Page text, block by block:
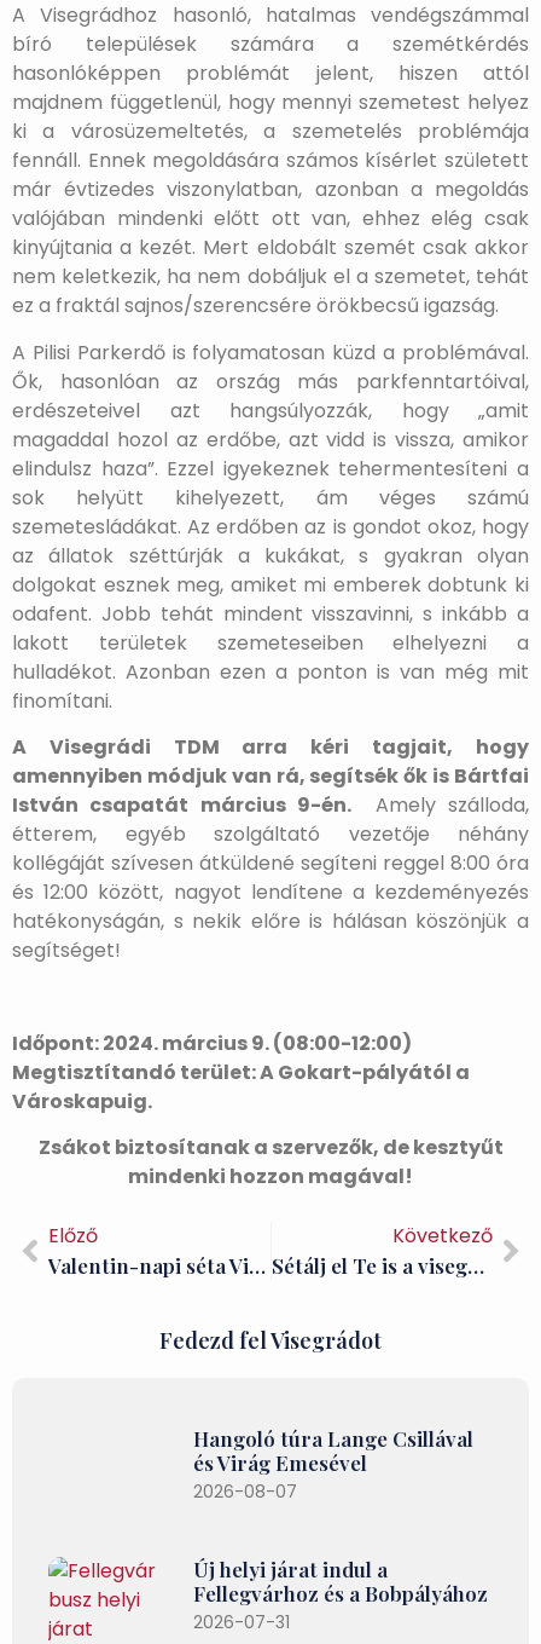
A Visegrádhoz hasonló, hatalmas vendégszámmal
bíró települések számára a szemétkérdés
hasonlóképpen problémát jelent, hiszen attól
majdnem függetlenül, hogy mennyi szemetest helyez
ki a városüzemeltetés, a szemetelés problémája
fennáll. Ennek megoldására számos kísérlet született
már évtizedes viszonylatban, azonban a megoldás
valójában mindenki előtt ott van, ehhez elég csak
kinyújtania a kezét. Mert eldobált szemét csak akkor
nem keletkezik, ha nem dobáljuk el a szemetet, tehát
ez a fraktál sajnos/szerencsére örökbecsű igazság.
A Pilisi Parkerdő is folyamatosan küzd a problémával.
Ők, hasonlóan az ország más parkfenntartóival,
erdészeteivel azt hangsúlyozzák, hogy „amit
magaddal hozol az erdőbe, azt vidd is vissza, amikor
elindulsz haza”. Ezzel igyekeznek tehermentesíteni a
sok helyütt kihelyezett, ám véges számú
szemetesládákat. Az erdőben az is gondot okoz, hogy
az állatok széttúrják a kukákat, s gyakran olyan
dolgokat esznek meg, amiket mi emberek dobtunk ki
odafent. Jobb tehát mindent visszavinni, s inkább a
lakott területek szemeteseiben elhelyezni a
hulladékot. Azonban ezen a ponton is van még mit
finomítani.
A Visegrádi TDM arra kéri tagjait, hogy
amennyiben módjuk van rá, segítsék ők is Bártfai
István csapatát március 9-én.
Amely szálloda,
étterem, egyéb szolgáltató vezetője néhány
kollégáját szívesen átküldené segíteni reggel 8:00 óra
és 12:00 között, nagyot lendítene a kezdeményezés
hatékonyságán, s nekik előre is hálásan köszönjük a
segítséget!
Időpont: 2024. március 9. (08:00-12:00)
Megtisztítandó terület: A Gokart-pályától a
Városkapuig.
Zsákot biztosítanak a szervezők, de kesztyűt
mindenki hozzon magával!
Előző
Valentin-napi séta Visegrádon
Következő
Sétálj el Te is a visegrádi Görgey-lépcsőhöz március 15-én
Fedezd fel Visegrádot
Hangoló túra Lange Csillával
és Virág Emesével
2026-08-07
Új helyi járat indul a
Fellegvárhoz és a Bobpályához
2026-07-31